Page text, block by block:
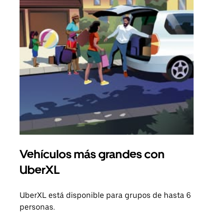
Vehículos más grandes con
UberXL
UberXL está disponible para grupos de hasta 6
personas.